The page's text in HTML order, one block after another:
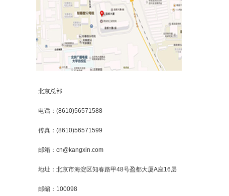
北京总部
电话：(8610)56571588
传真：(8610)56571599
邮箱：cn@kangxin.com
地址：北京市海淀区知春路甲48号盈都大厦A座16层
邮编：100098